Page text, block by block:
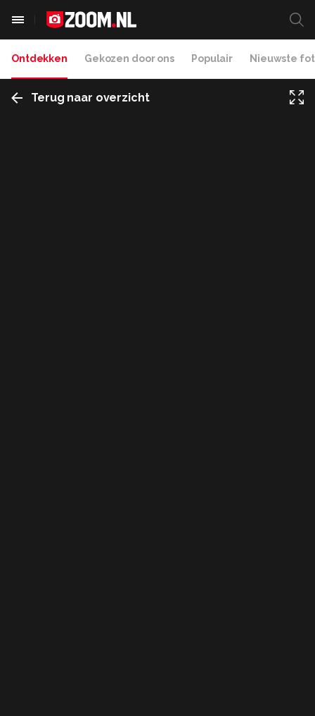
Ontdekken Gekozen door ons Populair Nieuwste
Terug naar overzicht